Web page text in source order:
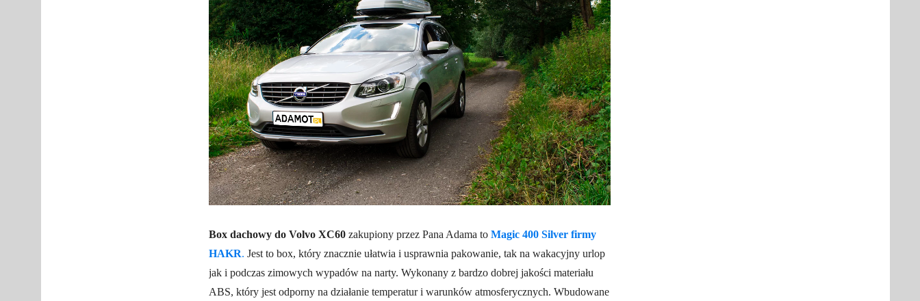
Box dachowy do Volvo XC60 zakupiony przez Pana Adama to Magic 400 Silver firmy
HAKR. Jest to box, który znacznie ułatwia i usprawnia pakowanie, tak na wakacyjny urlop
jak i podczas zimowych wypadów na narty. Wykonany z bardzo dobrej jakości materiału
ABS, który jest odporny na działanie temperatur i warunków atmosferycznych. Wbudowane